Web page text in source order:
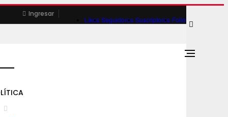
Likes Seguidores Suscriptores Followers
Ingresar